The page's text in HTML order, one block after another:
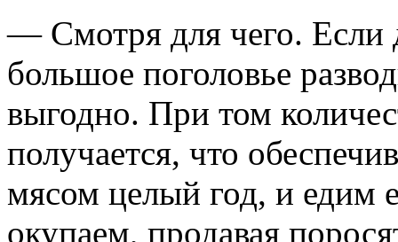
— Смотря для чего. Если
большое поголовье
выгодно. При том
получается, что
мясом целый год, и едим
окупаем, продавая